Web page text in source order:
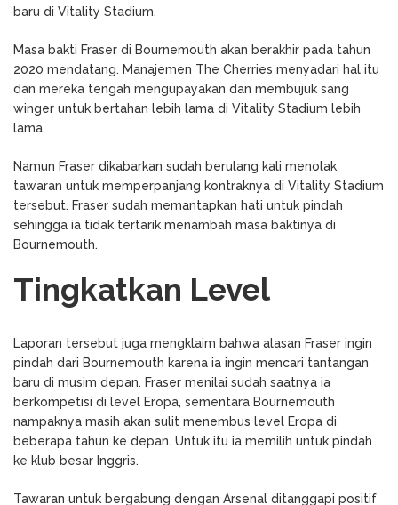
baru di Vitality Stadium.
Masa bakti Fraser di Bournemouth akan berakhir pada tahun
2020 mendatang. Manajemen The Cherries menyadari hal itu
dan mereka tengah mengupayakan dan membujuk sang
winger untuk bertahan lebih lama di Vitality Stadium lebih
lama.
Namun Fraser dikabarkan sudah berulang kali menolak
tawaran untuk memperpanjang kontraknya di Vitality Stadium
tersebut. Fraser sudah memantapkan hati untuk pindah
sehingga ia tidak tertarik menambah masa baktinya di
Bournemouth.
Tingkatkan Level
Laporan tersebut juga mengklaim bahwa alasan Fraser ingin
pindah dari Bournemouth karena ia ingin mencari tantangan
baru di musim depan. Fraser menilai sudah saatnya ia
berkompetisi di level Eropa, sementara Bournemouth
nampaknya masih akan sulit menembus level Eropa di
beberapa tahun ke depan. Untuk itu ia memilih untuk pindah
ke klub besar Inggris.
Tawaran untuk bergabung dengan Arsenal ditanggapi positif